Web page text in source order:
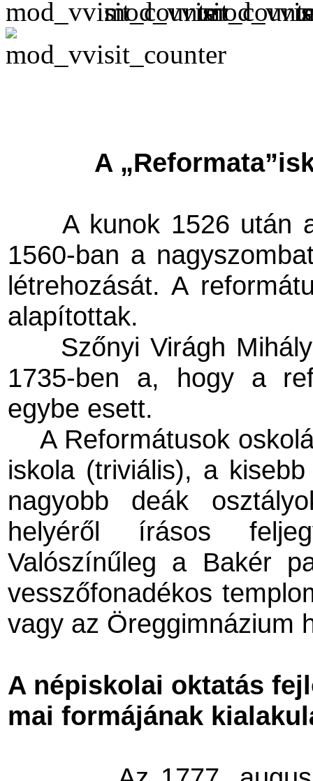
A
A kunok 1526 után
1560-ban a
létrehozását. A
alapítottak.
Szőnyi Virágh
1735-ben a, hogy a
egybe esett.
A Reformátusok
iskola (triviális), a
nagyobb deák
helyéről írásos
Valószínűleg a Bakér
vesszőfonadékos
vagy az Öreggimnázium
A népiskolai oktatás
mai formájának